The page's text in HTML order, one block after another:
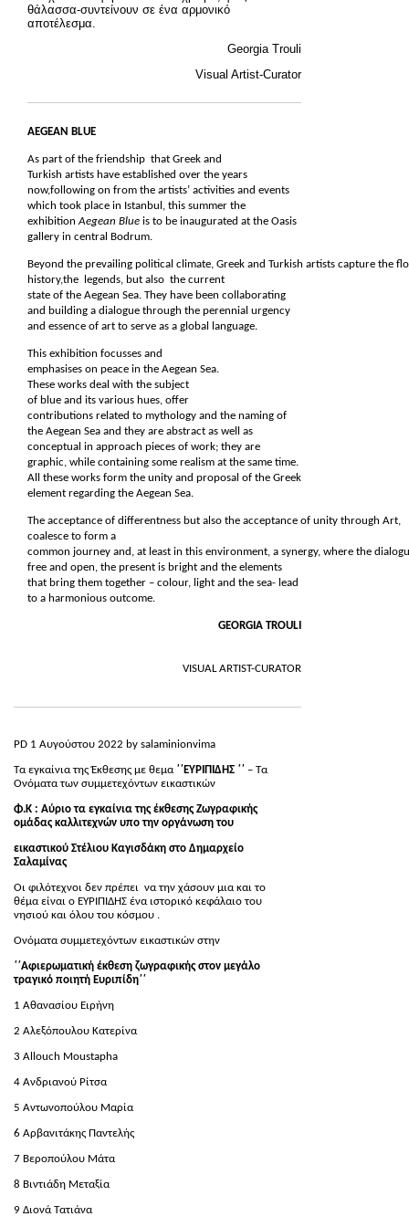
θάλασσα-συντείνουν σε ένα αρμονικό
αποτέλεσμα.
Georgia Trouli
Visual Artist-Curator
AEGEAN BLUE
As part of the friendship that Greek and
Turkish artists have established over the years
now,following on from the artists’ activities and events
which took place in Istanbul, this summer the
exhibition Aegean Blue is to be inaugurated at the Oasis
gallery in central Bodrum.
Beyond the prevailing political climate, Greek and Turkish artists capture the
history,the legends, but also the current
state of the Aegean Sea. They have been collaborating
and building a dialogue through the perennial urgency
and essence of art to serve as a global language.
This exhibition focusses and
emphasises on peace in the Aegean Sea.
These works deal with the subject
of blue and its various hues, offer
contributions related to mythology and the naming of
the Aegean Sea and they are abstract as well as
conceptual in approach pieces of work; they are
graphic, while containing some realism at the same time.
All these works form the unity and proposal of the Greek
element regarding the Aegean Sea.
The acceptance of differentness but also the acceptance of unity through Art,
coalesce to form a
common journey and, at least in this environment, a synergy, where the
free and open, the present is bright and the elements
that bring them together – colour, light and the sea- lead
to a harmonious outcome.
GEORGIA TROULI
VISUAL ARTIST-CURATOR
PD 1 Αυγούστου 2022 by salaminionvima
Τα εγκαίνια της Έκθεσης με θεμα ΄΄ΕΥΡΙΠΙΔΗΣ ΄΄ – Τα
Ονόματα των συμμετεχόντων εικαστικών
Φ.Κ : Αύριο τα εγκαίνια της έκθεσης Ζωγραφικής
ομάδας καλλιτεχνών υπο την οργάνωση του
εικαστικού Στέλιου Καγισδάκη στο Δημαρχείο
Σαλαμίνας
Οι φιλότεχνοι δεν πρέπει να την χάσουν μια και το
θέμα είναι ο ΕΥΡΙΠΙΔΗΣ ένα ιστορικό κεφάλαιο του
νησιού και όλου του κόσμου .
Ονόματα συμμετεχόντων εικαστικών στην
΄΄Αφιερωματική έκθεση ζωγραφικής στον μεγάλο
τραγικό ποιητή Ευριπίδη΄΄
1 Αθανασίου Ειρήνη
2 Αλεξόπουλου Κατερίνα
3 Allouch Moustapha
4 Ανδριανού Ρίτσα
5 Αντωνοπούλου Μαρία
6 Αρβανιτάκης Παντελής
7 Βεροπούλου Μάτα
8 Βιντιάδη Μεταξία
9 Διονά Τατιάνα